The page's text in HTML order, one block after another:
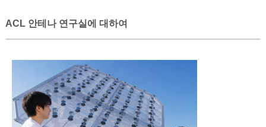
ACL 안테나 연구실에 대하여